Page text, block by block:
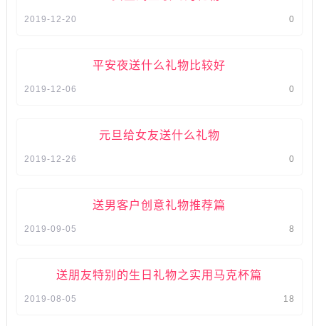
0
2019-12-20
平安夜送什么礼物比较好
0
2019-12-06
元旦给女友送什么礼物
0
2019-12-26
送男客户创意礼物推荐篇
8
2019-09-05
送朋友特别的生日礼物之实用马克杯篇
18
2019-08-05